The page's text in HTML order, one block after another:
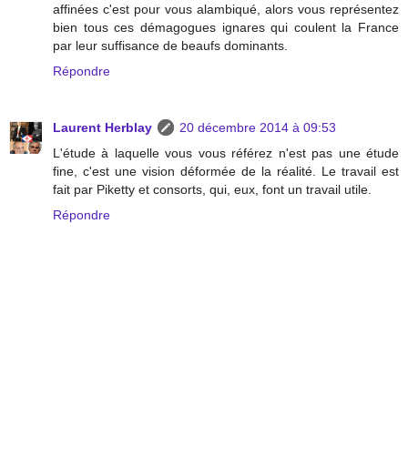
affinées c'est pour vous alambiqué, alors vous représentez
bien tous ces démagogues ignares qui coulent la France
par leur suffisance de beaufs dominants.
Répondre
Laurent Herblay
20 décembre 2014 à 09:53
L'étude à laquelle vous vous référez n'est pas une étude
fine, c'est une vision déformée de la réalité. Le travail est
fait par Piketty et consorts, qui, eux, font un travail utile.
Répondre